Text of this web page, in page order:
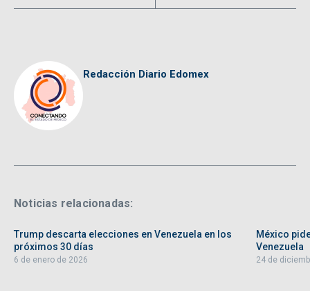
Redacción Diario Edomex
Noticias relacionadas:
Trump descarta elecciones en Venezuela en los
próximos 30 días
6 de enero de 2026
México
Venezuela
24 de